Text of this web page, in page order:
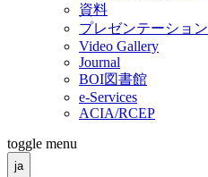
資料
プレゼンテーション
Video Gallery
Journal
BOI図書館
e-Services
ACIA/RCEP
toggle menu
ja